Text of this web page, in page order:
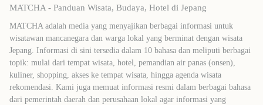
MATCHA - Panduan Wisata, Budaya, Hotel di Jepang
MATCHA adalah media yang menyajikan berbagai informasi untuk
wisatawan mancanegara dan warga lokal yang berminat dengan wisata
Jepang. Informasi di sini tersedia dalam 10 bahasa dan meliputi berbagai
topik: mulai dari tempat wisata, hotel, pemandian air panas (onsen),
kuliner, shopping, akses ke tempat wisata, hingga agenda wisata
rekomendasi. Kami juga memuat informasi resmi dalam berbagai bahasa
dari pemerintah daerah dan perusahaan lokal agar informasi yang